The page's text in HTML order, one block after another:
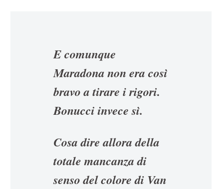
E comunque
Maradona non era così
bravo a tirare i rigori.
Bonucci invece sì.
Cosa dire allora della
totale mancanza di
senso del colore di Van